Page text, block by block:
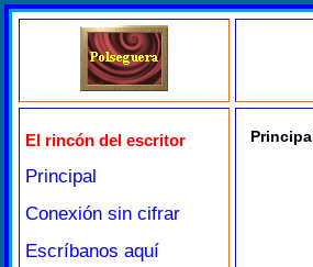
El rincón del escritor
Principal
Conexión sin cifrar
Escríbanos aquí